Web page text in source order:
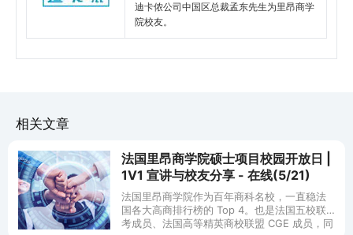
迪卡侬公司中国区总裁孟东先生为里昂商学
院校友。
相关文章
法国里昂商学院硕士项目校园开放日 |
1V1 宣讲与校友分享 - 在线(5/21)
法国里昂商学院作为百年商科名校，一直稳法
国各大高商排行榜的 Top 4。也是法国五校联
考成员、法国高等精英商校联盟 CGE 成员，同